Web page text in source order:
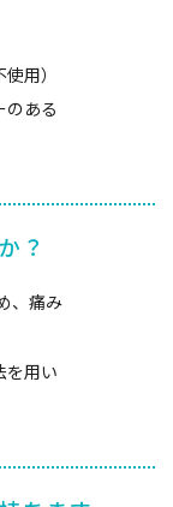
用）
のある
？
、痛み
を用い